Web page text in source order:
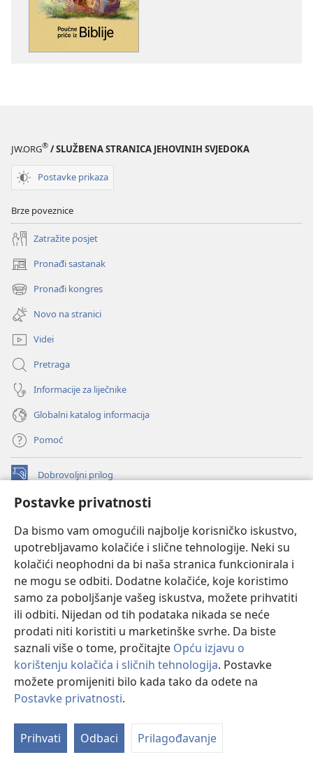
Postavke privatnosti
Da bismo vam omogućili najbolje korisničko iskustvo,
upotrebljavamo kolačiće i slične tehnologije. Neki su
kolačići neophodni da bi naša stranica funkcionirala i
ne mogu se odbiti. Dodatne kolačiće, koje koristimo
samo za poboljšanje vašeg iskustva, možete prihvatiti
ili odbiti. Nijedan od tih podataka nikada se neće
prodati niti koristiti u marketinške svrhe. Da biste
saznali više o tome, pročitajte Opću izjavu o
korištenju kolačića i sličnih tehnologija. Postavke
možete promijeniti bilo kada tako da odete na
Postavke privatnosti.
Prihvati Odbaci Prilagođavanje
JW.ORG® / SLUŽBENA STRANICA JEHOVINIH SVJEDOKA
Postavke prikaza
Brze poveznice
Zatražite posjet
Pronađi sastanak
(otvara
se
novi
prozor)
Pronađi kongres
(otvara
se
novi
prozor)
Novo na stranici
Videi
Pretraga
Informacije za liječnike
Globalni katalog informacija
Pomoć
Dobrovoljni prilog
(otvara
novi
INTERNETSKA BIBLIOTEKA Watchtower
se
novi
prozor)
JW Hub
(otvara
se
novi
JW Library
Watchtower Library
Copyright© 2026 Watch Tower Bible and Tract Society of Pennsylvania.
UVJETI KORIŠTENJA|